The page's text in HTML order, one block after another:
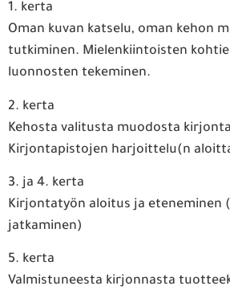
1. kerta
Oman kuvan katselu, oman kehon
tutkiminen. Mielenkiintoisten
luonnosten tekeminen.
2. kerta
Kehosta valitusta muodosta
Kirjontapistojen harjoittelu(n
3. ja 4. kerta
Kirjontatyön aloitus ja eteneminen
jatkaminen)
5. kerta
Valmistuneesta kirjonnasta